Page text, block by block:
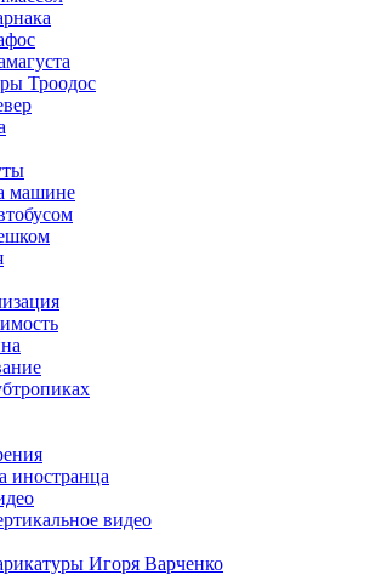
Троодос
машине
иностранца
видео
Игоря Варченко